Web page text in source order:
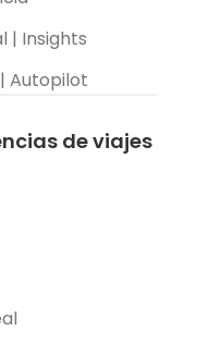
| Insights
Autopilot
de viajes